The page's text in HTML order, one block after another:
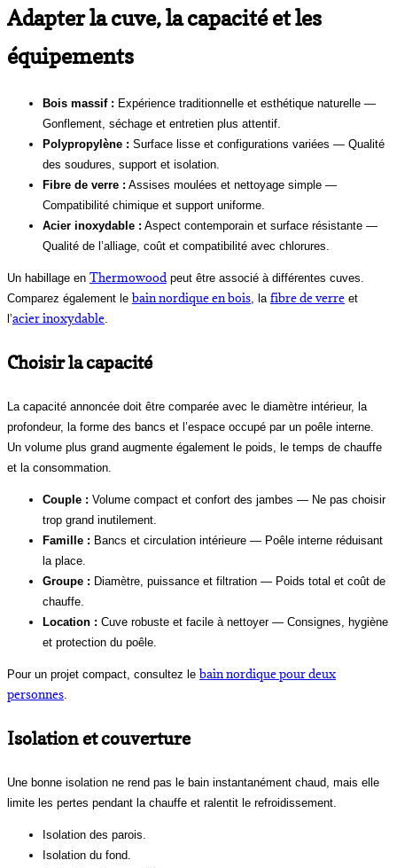
Adapter la cuve, la capacité et les
équipements
Bois massif : Expérience traditionnelle et esthétique naturelle —
Gonflement, séchage et entretien plus attentif.
Polypropylène : Surface lisse et configurations variées — Qualité
des soudures, support et isolation.
Fibre de verre : Assises moulées et nettoyage simple —
Compatibilité chimique et support uniforme.
Acier inoxydable : Aspect contemporain et surface résistante —
Qualité de l’alliage, coût et compatibilité avec chlorures.
Un habillage en Thermowood peut être associé à différentes cuves.
Comparez également le bain nordique en bois, la fibre de verre et
l’acier inoxydable.
Choisir la capacité
La capacité annoncée doit être comparée avec le diamètre intérieur, la
profondeur, la forme des bancs et l’espace occupé par un poêle interne.
Un volume plus grand augmente également le poids, le temps de chauffe
et la consommation.
Couple : Volume compact et confort des jambes — Ne pas choisir
trop grand inutilement.
Famille : Bancs et circulation intérieure — Poêle interne réduisant
la place.
Groupe : Diamètre, puissance et filtration — Poids total et coût de
chauffe.
Location : Cuve robuste et facile à nettoyer — Consignes, hygiène
et protection du poêle.
Pour un projet compact, consultez le bain nordique pour deux
personnes.
Isolation et couverture
Une bonne isolation ne rend pas le bain instantanément chaud, mais elle
limite les pertes pendant la chauffe et ralentit le refroidissement.
Isolation des parois.
Isolation du fond.